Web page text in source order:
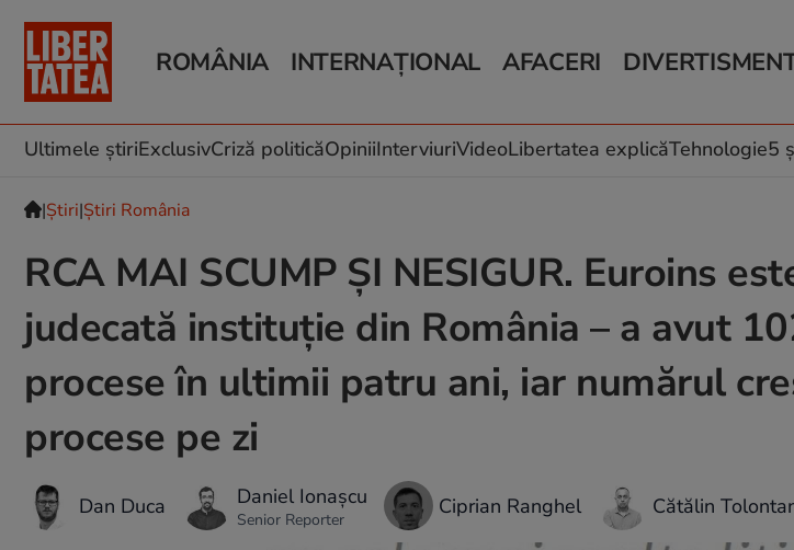
ROMÂNIA
Știri Locale
Politică
Infrastructura
INTERNAȚIONAL
Război în Ucraina
Război în Iran
AFACERI
Auto
Locuri de muncă
Horoscop
Muzică și Filme
Ultimele știriExclusivCriză politicăOpiniiInterviuriVideoLibertatea explicăTehnologie5
|Ştiri|Știri România
RCA MAI SCUMP ȘI NESIGUR. Euroins
judecată instituție din România – a avut
procese în ultimii patru ani, iar numărul
procese pe zi
Dan Duca Daniel Ionașcu
Senior Reporter Ciprian Ranghel Cătălin